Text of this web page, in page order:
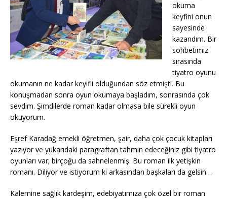
okuma
keyfini onun
sayesinde
kazandım. Bir
sohbetimiz
sırasında
tiyatro oyunu
okumanın ne kadar keyifli olduğundan söz etmişti. Bu
konuşmadan sonra oyun okumaya başladım, sonrasında çok
sevdim. Şimdilerde roman kadar olmasa bile sürekli oyun
okuyorum.
Eşref Karadağ emekli öğretmen, şair, daha çok çocuk kitapları
yazıyor ve yukarıdaki paragraftan tahmin edeceğiniz gibi tiyatro
oyunları var; birçoğu da sahnelenmiş. Bu roman ilk yetişkin
romanı. Diliyor ve istiyorum ki arkasından başkaları da gelsin…
Kalemine sağlık kardeşim, edebiyatımıza çok özel bir roman